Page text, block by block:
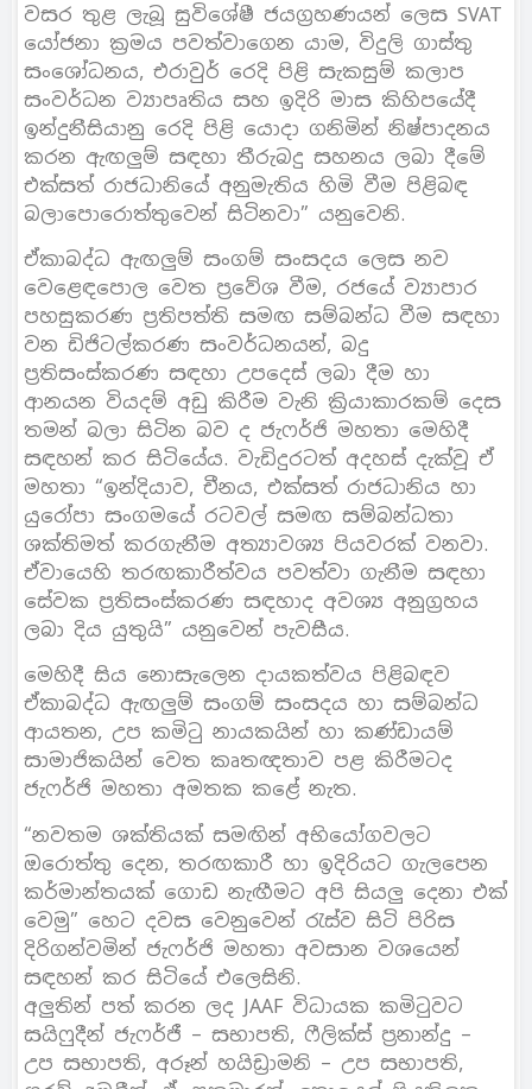
වසර තුළ ලැබූ සුවිශේෂී ජයග්‍රහණයන් ලෙස SVAT
යෝජනා ක්‍රමය පවත්වාගෙන යාම, විදුලි ගාස්තු
සංශෝධනය, එරාවුර් රෙදි පිළි සැකසුම් කලාප
සංවර්ධන ව්‍යාපෘතිය සහ ඉදිරි මාස කිහිපයේදී
ඉන්දුනීසියානු රෙදි පිළි යොදා ගනිමින් නිෂ්පාදනය
කරන ඇඟලුම් සඳහා තීරුබදු සහනය ලබා දීමේ
එක්සත් රාජධානියේ අනුමැතිය හිමි වීම පිළිබඳ
බලාපොරොත්තුවෙන් සිටිනවා” යනුවෙනි.
ඒකාබද්ධ ඇඟලුම් සංගම් සංසදය ලෙස නව
වෙළෙඳපොල වෙත ප්‍රවේශ වීම, රජයේ ව්‍යාපාර
පහසුකරණ ප්‍රතිපත්ති සමඟ සම්බන්ධ වීම සඳහා
වන ඩිජිටල්කරණ සංවර්ධනයන්, බදු
ප්‍රතිසංස්කරණ සඳහා උපදෙස් ලබා දීම හා
ආනයන වියදම් අඩු කිරීම වැනි ක්‍රියාකාරකම් දෙස
තමන් බලා සිටින බව ද ජැෆර්ජි මහතා මෙහිදී
සඳහන් කර සිටියේය. වැඩිදුරටත් අදහස් දැක්වූ ඒ
මහතා “ඉන්දියාව, චීනය, එක්සත් රාජධානිය හා
යුරෝපා සංගමයේ රටවල් සමඟ සම්බන්ධතා
ශක්තිමත් කරගැනීම අත්‍යාවශ්‍ය පියවරක් වනවා.
ඒවායෙහි තරඟකාරීත්වය පවත්වා ගැනීම සඳහා
සේවක ප්‍රතිසංස්කරණ සඳහාද අවශ්‍ය අනුග්‍රහය
ලබා දිය යුතුයි” යනුවෙන් පැවසීය.
මෙහිදී සිය නොසැලෙන දායකත්වය පිළිබඳව
ඒකාබද්ධ ඇඟලුම් සංගම් සංසදය හා සම්බන්ධ
ආයතන, උප කමිටු නායකයින් හා කණ්ඩායම්
සාමාජිකයින් වෙත කෘතඥතාව පළ කිරීමටද
ජැෆර්ජි මහතා අමතක කළේ නැත.
“නවතම ශක්තියක් සමඟින් අභියෝගවලට
ඔරොත්තු දෙන, තරඟකාරී හා ඉදිරියට ගැලපෙන
කර්මාන්තයක් ගොඩ නැඟීමට අපි සියලු දෙනා එක්
වෙමු” හෙට දවස වෙනුවෙන් රැස්ව සිටි පිරිස
දිරිගන්වමින් ජැෆර්ජි මහතා අවසාන වශයෙන්
සඳහන් කර සිටියේ එලෙසිනි.
අලුතින් පත් කරන ලද JAAF විධායක කමිටුවට
සයිෆුදීන් ජැෆර්ජී – සභාපති, ෆීලික්ස් ප්‍රනාන්දු –
උප සභාපති, අරූන් හයිඩ්‍රාමනි – උප සභාපති,